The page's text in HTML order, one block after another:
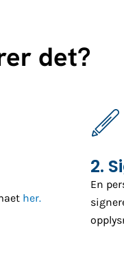
det?
her.
2.
En